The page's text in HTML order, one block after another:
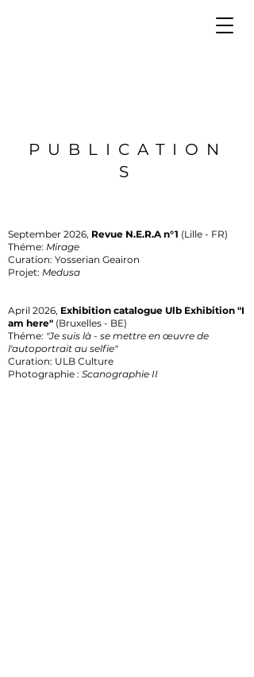
PUBLICATION
S
September 2026, Revue N.E.R.A n°1 (Lille - FR)
Théme: Mirage
Curation: Yosserian Geairon
​Projet: Medusa
April 2026, Exhibition catalogue Ulb Exhibition "I
am here" (Bruxelles - BE)
Théme: "Je suis là - se mettre en œuvre de
l'autoportrait au selfie"
Curation: ULB Culture
​Photographie : Scanographie II